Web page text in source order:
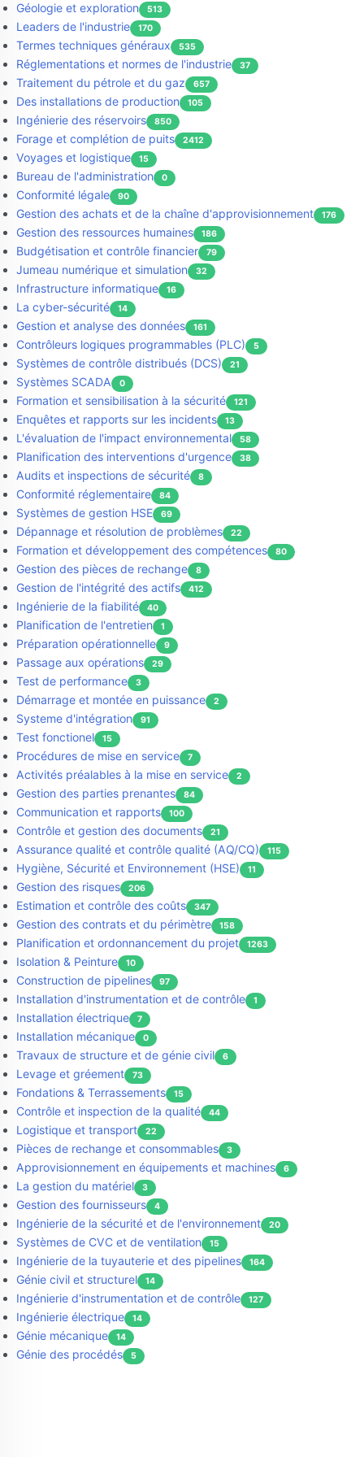
Géologie et exploration 513
Leaders de l'industrie 170
Termes techniques généraux 535
Réglementations et normes de l'industrie 37
Traitement du pétrole et du gaz 657
Des installations de production 105
Ingénierie des réservoirs 850
Forage et complétion de puits 2412
Voyages et logistique 15
Bureau de l'administration 0
Conformité légale 90
Gestion des achats et de la chaîne d'approvisionnement 176
Gestion des ressources humaines 186
Budgétisation et contrôle financier 79
Jumeau numérique et simulation 32
Infrastructure informatique 16
La cyber-sécurité 14
Gestion et analyse des données 161
Contrôleurs logiques programmables (PLC) 5
Systèmes de contrôle distribués (DCS) 21
Systèmes SCADA 0
Formation et sensibilisation à la sécurité 121
Enquêtes et rapports sur les incidents 13
L'évaluation de l'impact environnemental 58
Planification des interventions d'urgence 38
Audits et inspections de sécurité 8
Conformité réglementaire 84
Systèmes de gestion HSE 69
Dépannage et résolution de problèmes 22
Formation et développement des compétences 80
Gestion des pièces de rechange 8
Gestion de l'intégrité des actifs 412
Ingénierie de la fiabilité 40
Planification de l'entretien 1
Préparation opérationnelle 9
Passage aux opérations 29
Test de performance 3
Démarrage et montée en puissance 2
Systeme d'intégration 91
Test fonctionel 15
Procédures de mise en service 7
Activités préalables à la mise en service 2
Gestion des parties prenantes 84
Communication et rapports 100
Contrôle et gestion des documents 21
Assurance qualité et contrôle qualité (AQ/CQ) 115
Hygiène, Sécurité et Environnement (HSE) 11
Gestion des risques 206
Estimation et contrôle des coûts 347
Gestion des contrats et du périmètre 158
Planification et ordonnancement du projet 1263
Isolation & Peinture 10
Construction de pipelines 97
Installation d'instrumentation et de contrôle 1
Installation électrique 7
Installation mécanique 0
Travaux de structure et de génie civil 6
Levage et gréement 73
Fondations & Terrassements 15
Contrôle et inspection de la qualité 44
Logistique et transport 22
Pièces de rechange et consommables 3
Approvisionnement en équipements et machines 6
La gestion du matériel 3
Gestion des fournisseurs 4
Ingénierie de la sécurité et de l'environnement 20
Systèmes de CVC et de ventilation 15
Ingénierie de la tuyauterie et des pipelines 164
Génie civil et structurel 14
Ingénierie d'instrumentation et de contrôle 127
Ingénierie électrique 14
Génie mécanique 14
Génie des procédés 5